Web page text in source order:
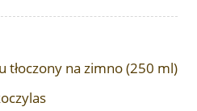
tłoczony na zimno (250 ml)